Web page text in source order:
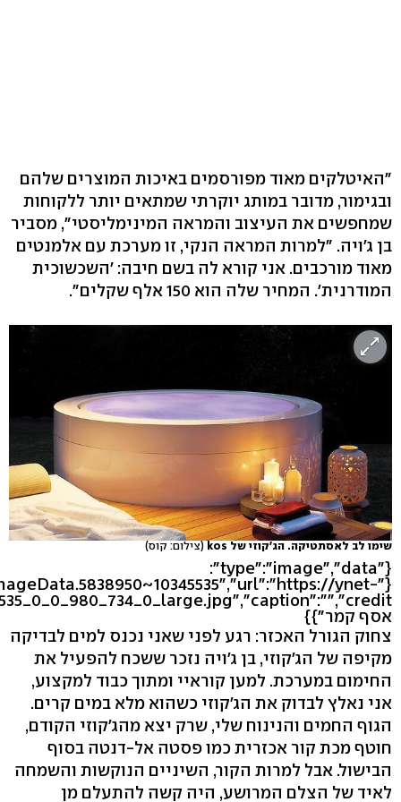
"האיטלקים מאוד מפורסמים באיכות המוצרים שלהם
ובגימור, מדובר במותג יוקרתי שמתאים יותר ללקוחות
שמחפשים את העיצוב והמראה המינימליסטי", מסביר
בן ג'ויה. "למרות המראה הנקי, זו מערכת עם אלמנטים
מאוד מורכבים. אני קורא לה בשם חיבה: 'השכשוכית
המודרנית'. המחיר שלה הוא 150 אלף שקלים".
שימו לב לאסתטיקה. הג'קוזי של kos (צילום: קוס)
{"type":"image","data":
ynet-
אסף קמר"}}
צחוק הגורל האכזר: רגע לפני שאני נכנס למים לבדיקה
מקיפה של הג'קוזי, בן ג'ויה נזכר ששכח להפעיל את
החימום במערכת. למען קוראיי ומתוך כבוד למקצוע,
אני נאלץ לבדוק את הג'קוזי כשהוא מלא במים קרים.
הגוף החמים והנינוח שלי, שרק יצא מהג'קוזי הקודם,
חוטף מכת קור אכזרית כמו פסטה אל-דנטה בסוף
הבישול. אבל למרות הקור, השיניים הנוקשות והשמחה
לאיד של הצלם המרושע, היה קשה להתעלם מן